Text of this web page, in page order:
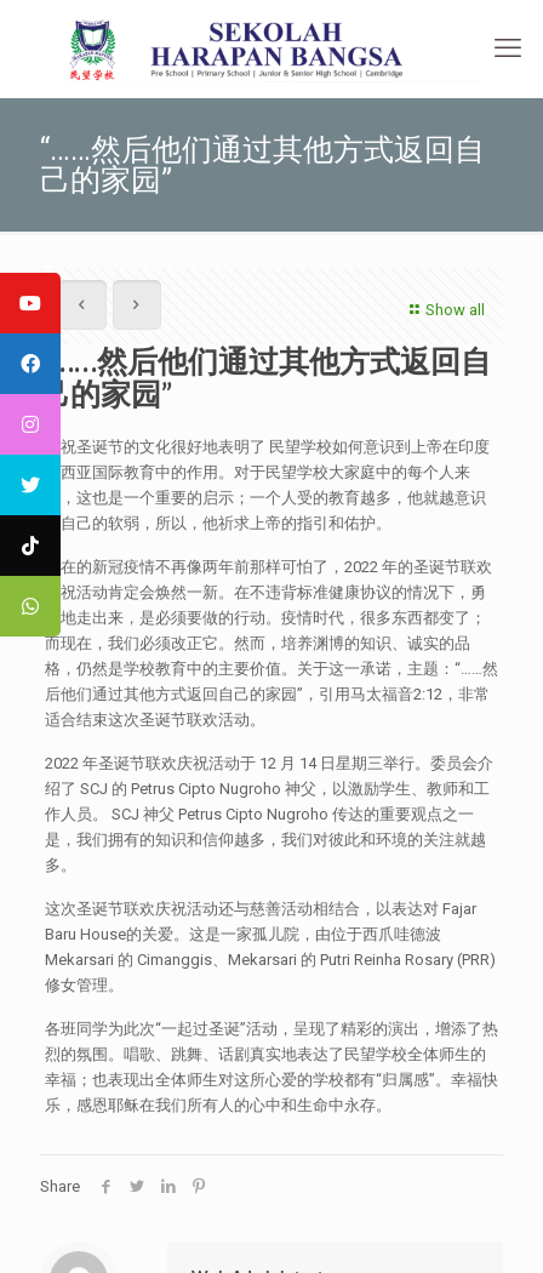
“……然后他们通过其他方式返回自
己的家园”
Show all
“……然后他们通过其他方式返回自
己的家园”
庆祝圣诞节的文化很好地表明了 民望学校如何意识到上帝在印度
尼西亚国际教育中的作用。对于民望学校大家庭中的每个人来
说，这也是一个重要的启示；一个人受的教育越多，他就越意识
到自己的软弱，所以，他祈求上帝的指引和佑护。
现在的新冠疫情不再像两年前那样可怕了，2022 年的圣诞节联欢
庆祝活动肯定会焕然一新。在不违背标准健康协议的情况下，勇
敢地走出来，是必须要做的行动。疫情时代，很多东西都变了；
而现在，我们必须改正它。然而，培养渊博的知识、诚实的品
格，仍然是学校教育中的主要价值。关于这一承诺，主题：“……然
后他们通过其他方式返回自己的家园”，引用马太福音2:12，非常
适合结束这次圣诞节联欢活动。
2022 年圣诞节联欢庆祝活动于 12 月 14 日星期三举行。委员会介
绍了 SCJ 的 Petrus Cipto Nugroho 神父，以激励学生、教师和工
作人员。 SCJ 神父 Petrus Cipto Nugroho 传达的重要观点之一
是，我们拥有的知识和信仰越多，我们对彼此和环境的关注就越
多。
这次圣诞节联欢庆祝活动还与慈善活动相结合，以表达对 Fajar
Baru House的关爱。这是一家孤儿院，由位于西爪哇德波
Mekarsari 的 Cimanggis、Mekarsari 的 Putri Reinha Rosary (PRR)
修女管理。
各班同学为此次“一起过圣诞”活动，呈现了精彩的演出，增添了热
烈的氛围。唱歌、跳舞、话剧真实地表达了民望学校全体师生的
幸福；也表现出全体师生对这所心爱的学校都有“归属感”。幸福快
乐，感恩耶稣在我们所有人的心中和生命中永存。
Share